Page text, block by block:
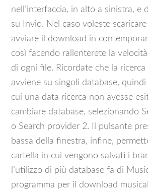
nell’interfaccia, in alto a sinistra, e
su Invio. Nel caso voleste
avviare il download in
così facendo rallenterete la
di ogni file. Ricordate che la
avviene su singoli database,
cui una data ricerca non avesse
cambiare database, selezionando
o Search provider 2. Il pulsante
bassa della finestra, infine,
cartella in cui vengono salvati i
l’utilizzo di più database fa di
programma per il download